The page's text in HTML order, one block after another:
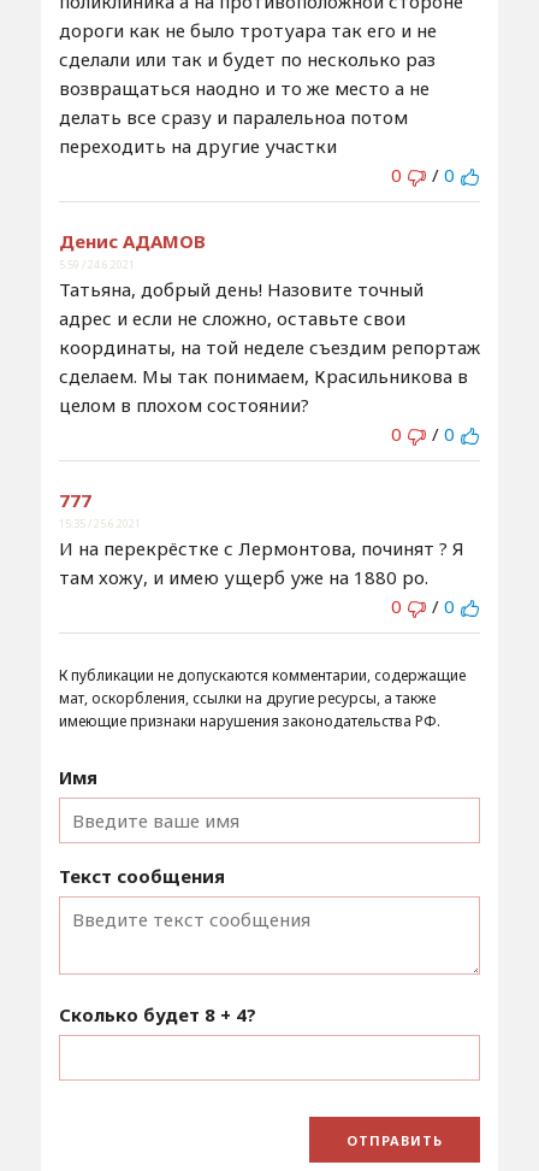
дороги как не было тротуара так его и не
сделали или так и будет по несколько раз
возвращаться наодно и то же место а не
делать все сразу и паралельноа потом
переходить на другие участки
0
/ 0
Денис АДАМОВ
5:59 / 24.6.2021
Татьяна, добрый день! Назовите точный
адрес и если не сложно, оставьте свои
координаты, на той неделе съездим репортаж
сделаем. Мы так понимаем, Красильникова в
целом в плохом состоянии?
0
/ 0
777
15:35 / 25.6.2021
И на перекрёстке с Лермонтова, починят ? Я
там хожу, и имею ущерб уже на 1880 ро.
0
/ 0
К публикации не допускаются комментарии, содержащие
мат, оскорбления, ссылки на другие ресурсы, а также
имеющие признаки нарушения законодательства РФ.
Имя
Текст сообщения
Сколько будет 8 + 4?